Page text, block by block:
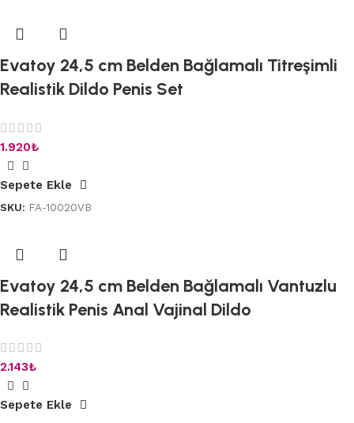
Evatoy 24,5 cm Belden Bağlamalı Titreşimli
Realistik Dildo Penis Set
1.920₺
Sepete Ekle
SKU: FA-10020VB
Evatoy 24,5 cm Belden Bağlamalı Vantuzlu
Realistik Penis Anal Vajinal Dildo
2.143₺
Sepete Ekle